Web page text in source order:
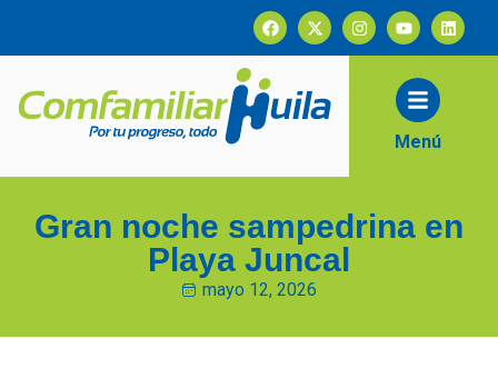
Menú
Gran noche sampedrina en
Playa Juncal
mayo 12, 2026